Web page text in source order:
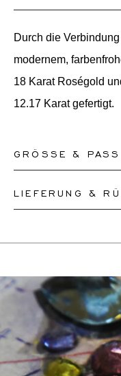
Durch die
modernem,
18 Karat Roségold
12.17 Karat gefertigt.
GRÖSSE &
Bitte teilen Sie
ein neues anfertigen,
geändert werden.
LIEFERUNG &
zurückgeben oder
Wenn eine
unsere Mitarbeiter
abstimmen.
Für weitere